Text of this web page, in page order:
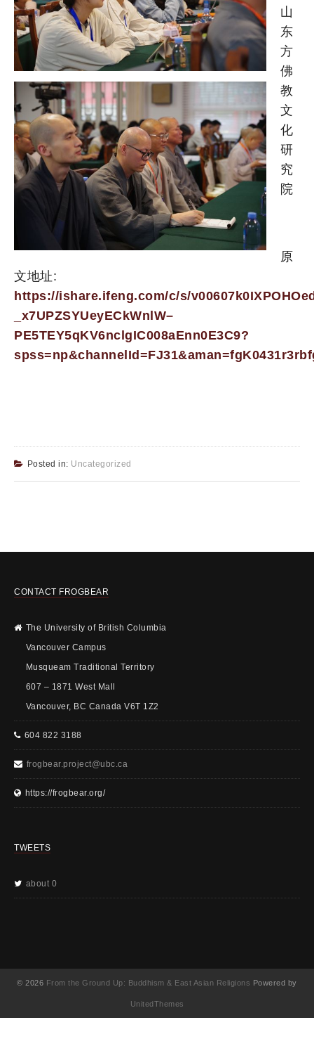
山
东
方
佛
教
文
化
研
究
院
原
文地址:
https://ishare.ifeng.com/c/s/
_x7UPZSYUeyECkWnlW–
PE5TEY5qKV6nclgIC008aEnn0E3C9?
Posted in: Uncategorized
CONTACT FROGBEAR
The University of British Columbia
Vancouver Campus
Musqueam Traditional Territory
607 – 1871 West Mall
Vancouver, BC Canada V6T 1Z2
604 822 3188
frogbear.project@ubc.ca
https://frogbear.org/
TWEETS
about 0
© 2026 From the Ground Up: Buddhism & East Asian Religions Powered by
UnitedThemes